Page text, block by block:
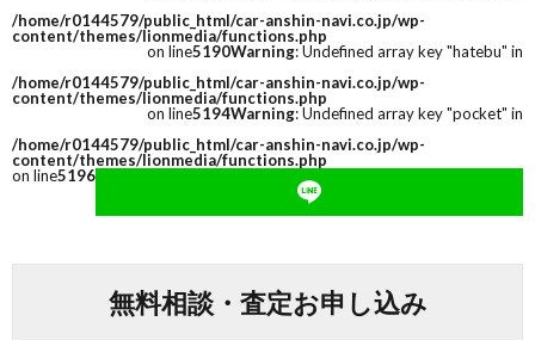
/home/r0144579/public_html/car-anshin-navi.co.jp/wp-
content/themes/lionmedia/functions.php
on line5190Warning: Undefined array key "hatebu" in
/home/r0144579/public_html/car-anshin-navi.co.jp/wp-
content/themes/lionmedia/functions.php
on line5194Warning: Undefined array key "pocket" in
/home/r0144579/public_html/car-anshin-navi.co.jp/wp-
content/themes/lionmedia/functions.php
on line5196
無料相談・査定お申し込み